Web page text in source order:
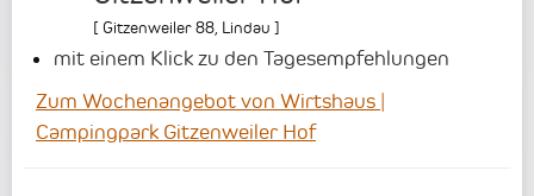
[ Gitzenweiler 88 Lindau ]
mit einem Klick zu den Tagesempfehlungen
Zum Wochenangebot von Wirtshaus |
Campingpark Gitzenweiler Hof